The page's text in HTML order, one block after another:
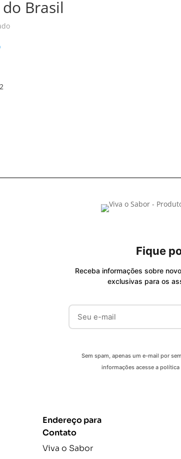
Brasil
Fique
Receba informações sobre
exclusivas para os
Sem spam, apenas um e-mail por
informações acesse a
Endereço para
Contato
Viva o Sabor